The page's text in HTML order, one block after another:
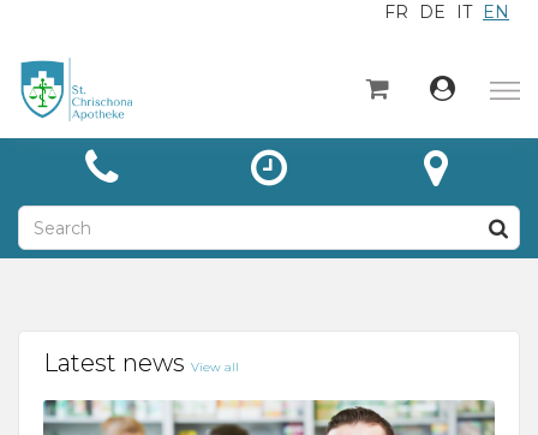
FR DE IT EN
×
Home
Categories
About
Unsere Leistungen
Latest news View all